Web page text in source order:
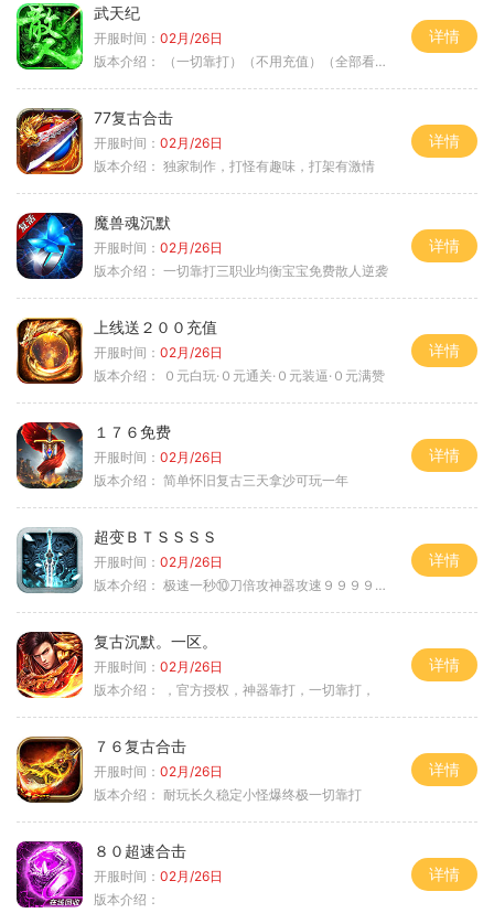
武天纪
开服时间： 02月/26日
版本介绍：
（一切靠打）（不用充值）（全部看脸）
详情
77复古合击
开服时间： 02月/26日
版本介绍： 独家制作，打怪有趣味，打架有激情
详情
魔兽魂沉默
开服时间： 02月/26日
版本介绍： 一切靠打三职业均衡宝宝免费散人逆袭
详情
上线送２００充值
开服时间： 02月/26日
版本介绍：
０元白玩·０元通关·０元装逼·０元满赞
详情
１７６免费
开服时间： 02月/26日
版本介绍： 简单怀旧复古三天拿沙可玩一年
详情
超变ＢＴＳＳＳＳ
开服时间： 02月/26日
版本介绍： 极速一秒⑩刀倍攻神器攻速９９９９①挑
详情
复古沉默。一区。
开服时间： 02月/26日
版本介绍：
，官方授权，神器靠打，一切靠打，
详情
７６复古合击
开服时间： 02月/26日
版本介绍： 耐玩长久稳定小怪爆终极一切靠打
详情
８０超速合击
开服时间： 02月/26日
版本介绍：
详情